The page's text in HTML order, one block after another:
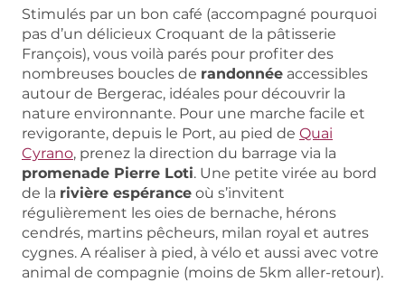
Stimulés par un bon café (accompagné pourquoi
pas d’un délicieux Croquant de la pâtisserie
François), vous voilà parés pour profiter des
nombreuses boucles de randonnée accessibles
autour de Bergerac, idéales pour découvrir la
nature environnante. Pour une marche facile et
revigorante, depuis le Port, au pied de Quai
Cyrano, prenez la direction du barrage via la
promenade Pierre Loti. Une petite virée au bord
de la rivière espérance où s’invitent
régulièrement les oies de bernache, hérons
cendrés, martins pêcheurs, milan royal et autres
cygnes. A réaliser à pied, à vélo et aussi avec votre
animal de compagnie (moins de 5km aller-retour).